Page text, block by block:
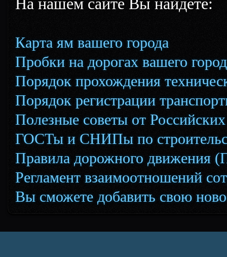
Карта ям вашего города
Пробки на дорогах вашего
Порядок прохождения
Порядок регистрации
Полезные советы от
ГОСТы и СНИПы по
Правила дорожного движения
Регламент взаимоотношений
Вы сможете добавить свою